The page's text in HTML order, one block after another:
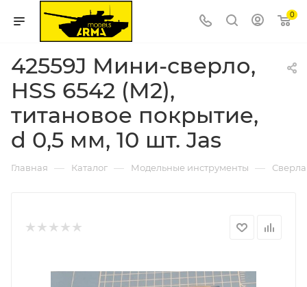
0
42559J Мини-сверло,
HSS 6542 (M2),
титановое покрытие,
d 0,5 мм, 10 шт. Jas
Главная — Каталог — Модельные инструменты — Сверла